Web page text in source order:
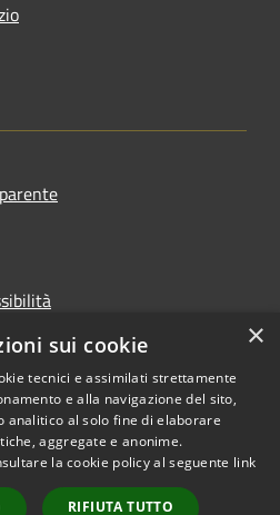
del sito
Copyright © 2026 • Comune di
Dalmine • Powered by
Municipium• Accesso
×
sui cookie
tecnici e assimilati strettamente
e alla navigazione del sito,
analitico al solo fine di elaborare
aggregate e anonime.
la cookie policy al seguente link
RIFIUTA TUTTO